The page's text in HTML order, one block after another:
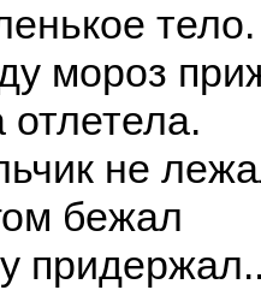
тело.
мороз
не
бежал